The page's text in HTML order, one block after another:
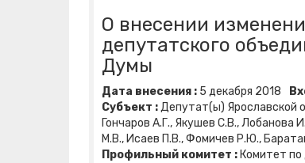
О внесении
депутатского
Думы
Дата внесения : 5 декабря 2018
Субъект :Депутат(ы) Ярославской
Гончаров А.Г., Якушев С.В., Лобанова
М.В., Исаев П.В., Фомичев Р.Ю.,
Профильный комитет : Комитет